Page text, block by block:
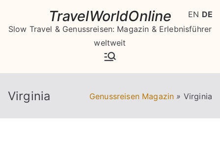
springen
TravelWorldOnline
Slow Travel & Genussreisen: Magazin & Erlebnisführer
weltweit
Virginia Genussreisen Magazin » Virginia
EN DE